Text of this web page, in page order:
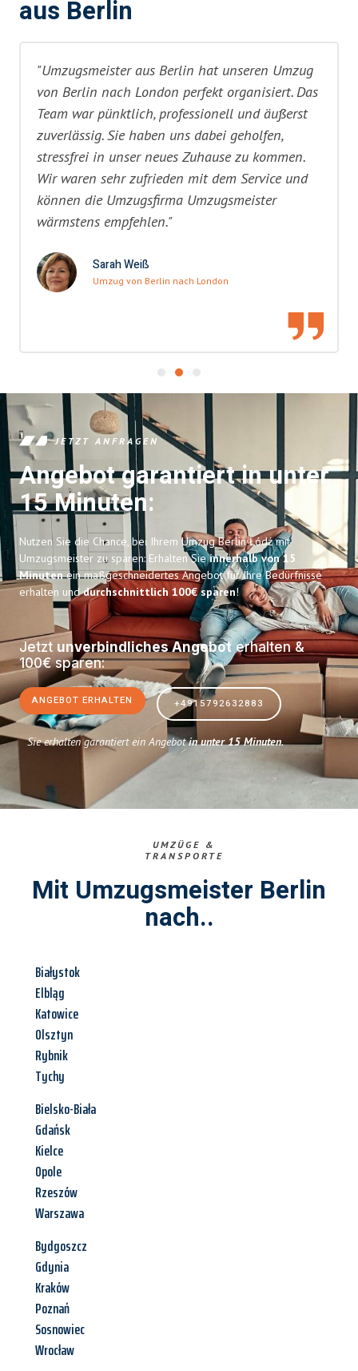
aus Berlin
"Umzugsmeister aus Berlin hat unseren Umzug
von Berlin nach London perfekt organisiert. Das
Team war pünktlich, professionell und äußerst
zuverlässig. Sie haben uns dabei geholfen,
stressfrei in unser neues Zuhause zu kommen.
Wir waren sehr zufrieden mit dem Service und
können die Umzugsfirma Umzugsmeister
wärmstens empfehlen."
Sarah Weiß
Umzug von Berlin nach London
JETZT ANFRAGEN
Angebot garantiert in unter
15 Minuten:
Nutzen Sie die Chance, bei Ihrem Umzug Berlin Łódź mit
Umzugsmeister zu sparen: Erhalten Sieinnerhalb von 15
Minutenein maßgeschneidertes Angebot für Ihre Bedürfnisse
erhalten unddurchschnittlich 100€ sparen!
Jetzt unverbindliches Angeboterhalten &
100€ sparen:
ANGEBOT ERHALTEN +4915792632883
Sie erhalten garantiert ein Angebotin unter 15 Minuten.
UMZÜGE &
TRANSPORTE
Mit Umzugsmeister Berlin
nach..
Białystok
Elbląg
Katowice
Olsztyn
Rybnik
Tychy
Bielsko-Biała
Gdańsk
Kielce
Opole
Rzeszów
Warszawa
Bydgoszcz
Gdynia
Kraków
Poznań
Sosnowiec
Wrocław